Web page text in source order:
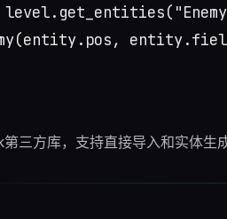
三方库，支持直接导入和实体生